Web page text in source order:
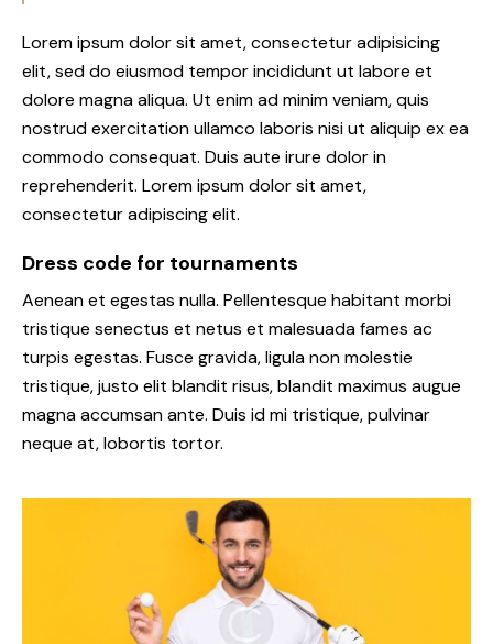
Lorem ipsum dolor sit amet, consectetur adipisicing
elit, sed do eiusmod tempor incididunt ut labore et
dolore magna aliqua. Ut enim ad minim veniam, quis
nostrud exercitation ullamco laboris nisi ut aliquip ex ea
commodo consequat. Duis aute irure dolor in
reprehenderit. Lorem ipsum dolor sit amet,
consectetur adipiscing elit.
Dress code for tournaments
Aenean et egestas nulla. Pellentesque habitant morbi
tristique senectus et netus et malesuada fames ac
turpis egestas. Fusce gravida, ligula non molestie
tristique, justo elit blandit risus, blandit maximus augue
magna accumsan ante. Duis id mi tristique, pulvinar
neque at, lobortis tortor.